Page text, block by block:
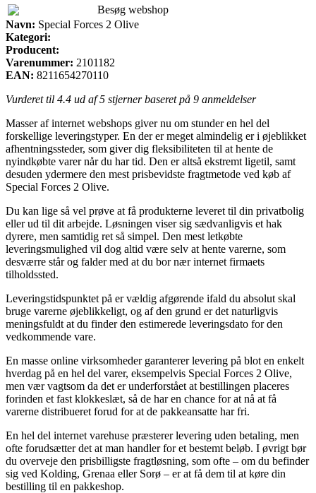
Besøg webshop
Navn: Special Forces 2 Olive
Kategori:
Producent:
Varenummer: 2101182
EAN: 8211654270110
Vurderet til 4.4 ud af 5 stjerner baseret på 9 anmeldelser
Masser af internet webshops giver nu om stunder en hel del
forskellige leveringstyper. En der er meget almindelig er i øjeblikket
afhentningssteder, som giver dig fleksibiliteten til at hente de
nyindkøbte varer når du har tid. Den er altså ekstremt ligetil, samt
desuden ydermere den mest prisbevidste fragtmetode ved køb af
Special Forces 2 Olive.
Du kan lige så vel prøve at få produkterne leveret til din privatbolig
eller ud til dit arbejde. Løsningen viser sig sædvanligvis et hak
dyrere, men samtidig ret så simpel. Den mest letkøbte
leveringsmulighed vil dog altid være selv at hente varerne, som
desværre står og falder med at du bor nær internet firmaets
tilholdssted.
Leveringstidspunktet på er vældig afgørende ifald du absolut skal
bruge varerne øjeblikkeligt, og af den grund er det naturligvis
meningsfuldt at du finder den estimerede leveringsdato for den
vedkommende vare.
En masse online virksomheder garanterer levering på blot en enkelt
hverdag på en hel del varer, eksempelvis Special Forces 2 Olive,
men vær vagtsom da det er underforstået at bestillingen placeres
forinden et fast klokkeslæt, så de har en chance for at nå at få
varerne distribueret forud for at de pakkeansatte har fri.
En hel del internet varehuse præsterer levering uden betaling, men
ofte forudsætter det at man handler for et bestemt beløb. I øvrigt bør
du overveje den prisbilligste fragtløsning, som ofte – om du befinder
sig ved Kolding, Grenaa eller Sorø – er at få dem til at køre din
bestilling til en pakkeshop.